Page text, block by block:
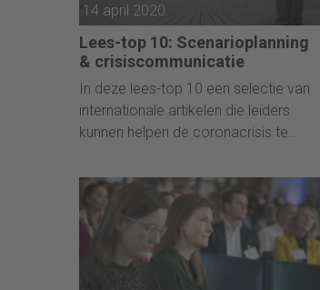
14 april 2020
Lees-top 10: Scenarioplanning
& crisiscommunicatie
In deze lees-top 10 een selectie van
internationale artikelen die leiders
kunnen helpen de coronacrisis te